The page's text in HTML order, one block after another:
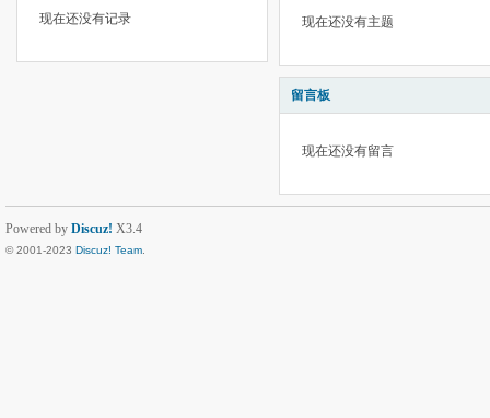
现在还没有记录 现在还没有主题
留言板
现在还没有留言
Powered by Discuz! X3.4
© 2001-2023 Discuz! Team